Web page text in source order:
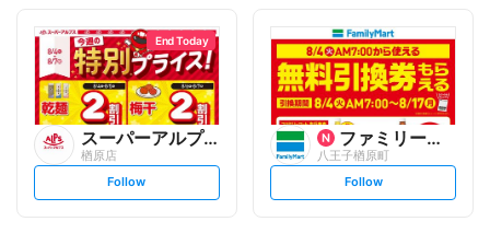
l
o
w
l
o
w
End Today
スーパーアルプス
楢原店
s
t
Follow
ファミリーマート
八王子楢原町
s
t
Follow